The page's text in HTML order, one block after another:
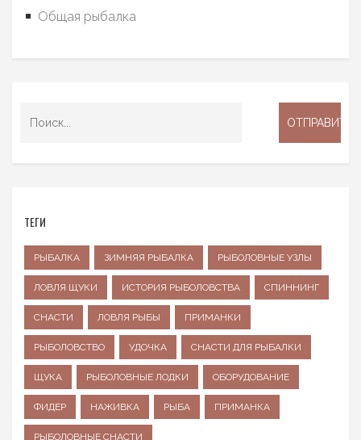
Общая рыбалка
ТЕГИ
РЫБАЛКА ЗИМНЯЯ РЫБАЛКА РЫБОЛОВНЫЕ УЗЛЫ
ЛОВЛЯ ЩУКИ ИСТОРИЯ РЫБОЛОВСТВА СПИННИНГ
СНАСТИ ЛОВЛЯ РЫБЫ ПРИМАНКИ
РЫБОЛОВСТВО УДОЧКА СНАСТИ ДЛЯ РЫБАЛКИ
ЩУКА РЫБОЛОВНЫЕ ЛОДКИ ОБОРУДОВАНИЕ
ФИДЕР НАЖИВКА РЫБА ПРИМАНКА
РЫБОЛОВНЫЕ СНАСТИ